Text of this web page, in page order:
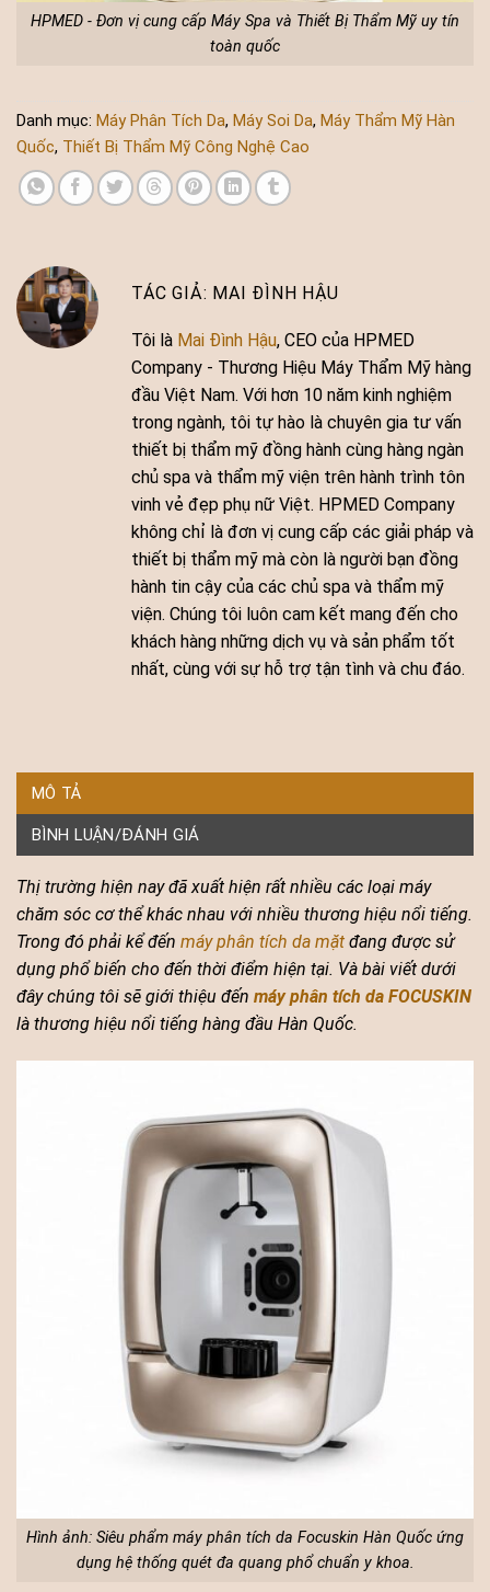
HPMED - Đơn vị cung cấp Máy Spa và Thiết Bị Thẩm Mỹ uy tín
toàn quốc
Danh mục: Máy Phân Tích Da, Máy Soi Da, Máy Thẩm Mỹ Hàn
Quốc, Thiết Bị Thẩm Mỹ Công Nghệ Cao
MAI ĐÌNH HẬU
Tôi là Mai Đình Hậu, CEO của HPMED
Company - Thương Hiệu Máy Thẩm Mỹ hàng
đầu Việt Nam. Với hơn 10 năm kinh nghiệm
trong ngành, tôi tự hào là chuyên gia tư vấn
thiết bị thẩm mỹ đồng hành cùng hàng ngàn
chủ spa và thẩm mỹ viện trên hành trình tôn
vinh vẻ đẹp phụ nữ Việt. HPMED Company
không chỉ là đơn vị cung cấp các giải pháp và
thiết bị thẩm mỹ mà còn là người bạn đồng
hành tin cậy của các chủ spa và thẩm mỹ
viện. Chúng tôi luôn cam kết mang đến cho
khách hàng những dịch vụ và sản phẩm tốt
nhất, cùng với sự hỗ trợ tận tình và chu đáo.
MÔ TẢ
BÌNH LUẬN/ĐÁNH GIÁ
Thị trường hiện nay đã xuất hiện rất nhiều các loại máy
chăm sóc cơ thể khác nhau với nhiều thương hiệu nổi tiếng.
Trong đó phải kể đến máy phân tích da mặt đang được sử
dụng phổ biến cho đến thời điểm hiện tại. Và bài viết dưới
đây chúng tôi sẽ giới thiệu đến máy phân tích da FOCUSKIN
là thương hiệu nổi tiếng hàng đầu Hàn Quốc.
Hình ảnh: Siêu phẩm máy phân tích da Focuskin Hàn Quốc ứng
dụng hệ thống quét đa quang phổ chuẩn y khoa.